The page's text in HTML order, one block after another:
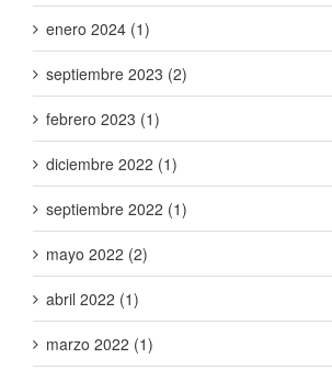
enero 2024 (1)
septiembre 2023 (2)
febrero 2023 (1)
diciembre 2022 (1)
septiembre 2022 (1)
mayo 2022 (2)
abril 2022 (1)
marzo 2022 (1)